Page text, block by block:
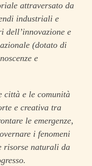
attraversato da
industriali e
dell’innovazione e
(dotato di
e
città e le comunità
e creativa tra
le emergenze,
i fenomeni
risorse naturali da